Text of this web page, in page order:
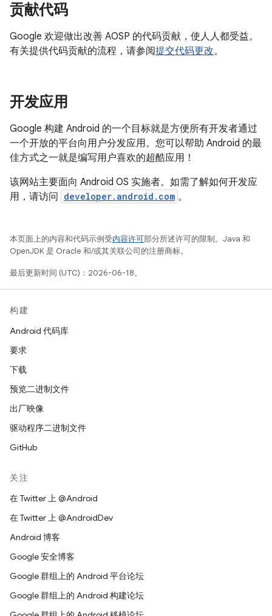
贡献代码
Google 欢迎做出改善 AOSP 的代码贡献，使人人都受益。
有关提供代码贡献的流程，请参阅提交代码更改。
开发应用
Google 构建 Android 的一个目标就是方便所有开发者通过
一个开放的平台向用户分发应用。您可以帮助 Android 的最
佳方式之一就是编写用户喜欢的超酷应用！
该网站主要面向 Android OS 实施者。如需了解如何开发应
用，请访问
developer.android.com 。
本页面上的内容和代码示例受内容许可部分所述许可的限制。Java 和
OpenJDK 是 Oracle 和/或其关联公司的注册商标。
最后更新时间 (UTC)：2026-06-18。
构建
Android 代码库
要求
下载
预览二进制文件
出厂映像
驱动程序二进制文件
GitHub
关注
在 Twitter 上 @Android
在 Twitter 上 @AndroidDev
Android 博客
Google 安全博客
Google 群组上的 Android 平台论坛
Google 群组上的 Android 构建论坛